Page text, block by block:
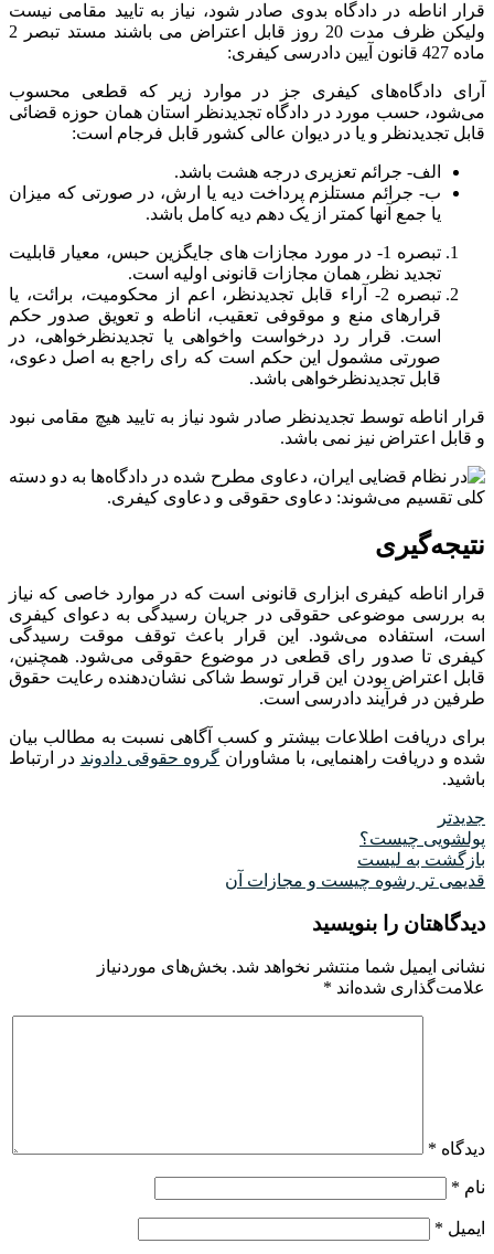
قرار اناطه در دادگاه بدوی صادر شود، نیاز به تایید مقامی نیست
ولیکن ظرف مدت 20 روز قابل اعتراض می باشند مستد تبصر 2
ماده 427 قانون آیین دادرسی کیفری:
آرای دادگاه‌های کیفری جز در موارد زیر که قطعی محسوب
می‌شود، حسب مورد در دادگاه تجدیدنظر استان همان حوزه قضائی
قابل تجدیدنظر و یا در دیوان عالی کشور قابل فرجام است:
الف- جرائم تعزیری درجه هشت باشد.
ب- جرائم مستلزم پرداخت دیه یا ارش، در صورتی که میزان
یا جمع آنها کمتر از یک دهم دیه کامل باشد.
تبصره 1- در مورد مجازات های جایگزین حبس، معیار قابلیت
تجدید نظر، همان مجازات قانونی اولیه است.
تبصره 2- آراء قابل تجدیدنظر، اعم از محکومیت، برائت، یا
قرارهای منع و موقوفی تعقیب، اناطه و تعویق صدور حکم
است. قرار رد درخواست واخواهی یا تجدیدنظرخواهی، در
صورتی مشمول این حکم است که رای راجع به اصل دعوی،
قابل تجدیدنظرخواهی باشد.
قرار اناطه توسط تجدیدنظر صادر شود نیاز به تایید هیچ مقامی نبود
و قابل اعتراض نیز نمی باشد.
نتیجه‌گیری
قرار اناطه کیفری ابزاری قانونی است که در موارد خاصی که نیاز
به بررسی موضوعی حقوقی در جریان رسیدگی به دعوای کیفری
است، استفاده می‌شود. این قرار باعث توقف موقت رسیدگی
کیفری تا صدور رای قطعی در موضوع حقوقی می‌شود. همچنین،
قابل اعتراض بودن این قرار توسط شاکی نشان‌دهنده رعایت حقوق
طرفین در فرآیند دادرسی است.
برای دریافت اطلاعات بیشتر و کسب آگاهی نسبت به مطالب بیان
شده و دریافت راهنمایی، با مشاوران گروه حقوقی دادوند در ارتباط
باشید.
جدیدتر
پولشویی چیست؟
بازگشت به لیست
قدیمی تر رشوه چیست و مجازات آن
دیدگاهتان را بنویسید
نشانی ایمیل شما منتشر نخواهد شد. بخش‌های موردنیاز
علامت‌گذاری شده‌اند *
دیدگاه *
نام *
ایمیل *